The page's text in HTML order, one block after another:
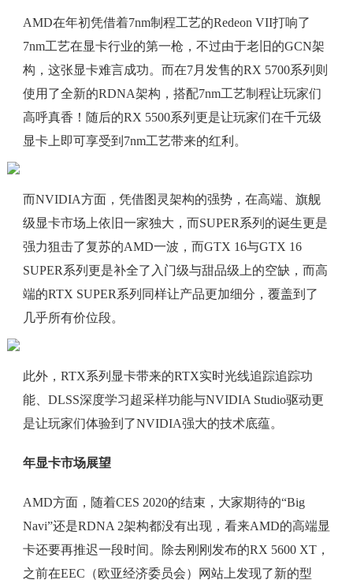
AMD在年初凭借着7nm制程工艺的Redeon VII打响了
7nm工艺在显卡行业的第一枪，不过由于老旧的GCN架
构，这张显卡难言成功。而在7月发售的RX 5700系列则
使用了全新的RDNA架构，搭配7nm工艺制程让玩家们
高呼真香！随后的RX 5500系列更是让玩家们在千元级
显卡上即可享受到7nm工艺带来的红利。
而NVIDIA方面，凭借图灵架构的强势，在高端、旗舰
级显卡市场上依旧一家独大，而SUPER系列的诞生更是
强力狙击了复苏的AMD一波，而GTX 16与GTX 16
SUPER系列更是补全了入门级与甜品级上的空缺，而高
端的RTX SUPER系列同样让产品更加细分，覆盖到了
几乎所有价位段。
此外，RTX系列显卡带来的RTX实时光线追踪追踪功
能、DLSS深度学习超采样功能与NVIDIA Studio驱动更
是让玩家们体验到了NVIDIA强大的技术底蕴。
年显卡市场展望
AMD方面，随着CES 2020的结束，大家期待的“Big
Navi”还是RDNA 2架构都没有出现，看来AMD的高端显
卡还要再推迟一段时间。除去刚刚发布的RX 5600 XT，
之前在EEC（欧亚经济委员会）网站上发现了新的型